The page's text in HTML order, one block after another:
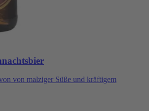
von malziger Süße und kräftigem